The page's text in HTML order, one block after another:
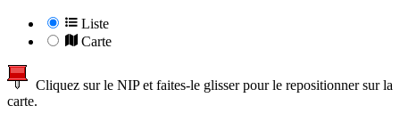
Liste
Carte
Cliquez sur le NIP et faites-le glisser pour le repositionner sur la
carte.